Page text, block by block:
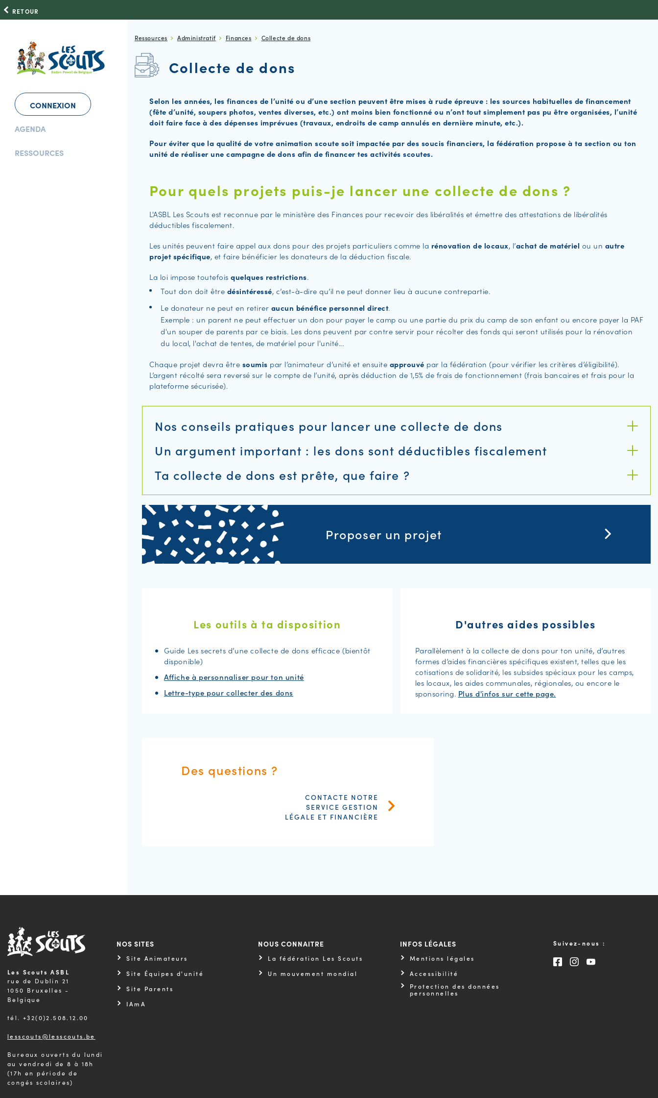
RETOUR
CONNEXION
AGENDA
RESSOURCES
Ressources Administratif Finances Collecte de dons
Collecte de dons
Selon les années, les finances de l’unité ou d’une section peuvent être mises à rude épreuve : les sources habituelles de financement
(fête d’unité, soupers photos, ventes diverses, etc.) ont moins bien fonctionné ou n’ont tout simplement pas pu être organisées, l’unité
doit faire face à des dépenses imprévues (travaux, endroits de camp annulés en dernière minute, etc.).
Pour éviter que la qualité de votre animation scoute soit impactée par des soucis financiers, la fédération propose à ta section ou ton
unité de réaliser une campagne de dons afin de financer tes activités scoutes.
Pour quels projets puis-je lancer une collecte de dons ?
L'ASBL Les Scouts est reconnue par le ministère des Finances pour recevoir des libéralités et émettre des attestations de libéralités
déductibles fiscalement.
Les unités peuvent faire appel aux dons pour des projets particuliers comme la rénovation de locaux, l’achat de matériel ou un autre
projet spécifique, et faire bénéficier les donateurs de la déduction fiscale.
La loi impose toutefois quelques restrictions.
Tout don doit être désintéressé, c’est-à-dire qu’il ne peut donner lieu à aucune contrepartie.
Le donateur ne peut en retirer aucun bénéfice personnel direct.
Exemple : un parent ne peut effectuer un don pour payer le camp ou une partie du prix du camp de son enfant ou encore payer la PAF
d'un souper de parents par ce biais. Les dons peuvent par contre servir pour récolter des fonds qui seront utilisés pour la rénovation
du local, l'achat de tentes, de matériel pour l'unité...
Chaque projet devra être soumis par l’animateur d’unité et ensuite approuvé par la fédération (pour vérifier les critères d’éligibilité).
L’argent récolté sera reversé sur le compte de l’unité, après déduction de 1,5% de frais de fonctionnement (frais bancaires et frais pour la
plateforme sécurisée).
Nos conseils pratiques pour lancer une collecte de dons
Un argument important : les dons sont déductibles fiscalement
Ta collecte de dons est prête, que faire ?
Proposer un projet
Les outils à ta disposition
Guide Les secrets d’une collecte de dons efficace (bientôt
disponible)
Affiche à personnaliser pour ton unité
Lettre-type pour collecter des dons
D'autres aides possibles
Parallèlement à la collecte de dons pour ton unité, d’autres
formes d’aides financières spécifiques existent, telles que les
cotisations de solidarité, les subsides spéciaux pour les camps,
les locaux, les aides communales, régionales, ou encore le
sponsoring. Plus d'infos sur cette page.
Des questions ?
CONTACTE NOTRE
SERVICE GESTION
LÉGALE ET FINANCIÈRE
Les Scouts ASBL
rue de Dublin 21
1050 Bruxelles -
Belgique
tél. +32(0)2.508.12.00
lesscouts@lesscouts.be
Bureaux ouverts du lundi
au vendredi de 8 à 18h
(17h en période de
congés scolaires)
NOS SITES
Site Animateurs
Site Équipes d'unité
Site Parents
IAmA
NOUS CONNAITRE
La fédération Les Scouts
Un mouvement mondial
INFOS LÉGALES
Mentions légales
Accessibilité
Protection des données
personnelles
Suivez-nous :
Consultez notre page
Consultez notre
Consultez